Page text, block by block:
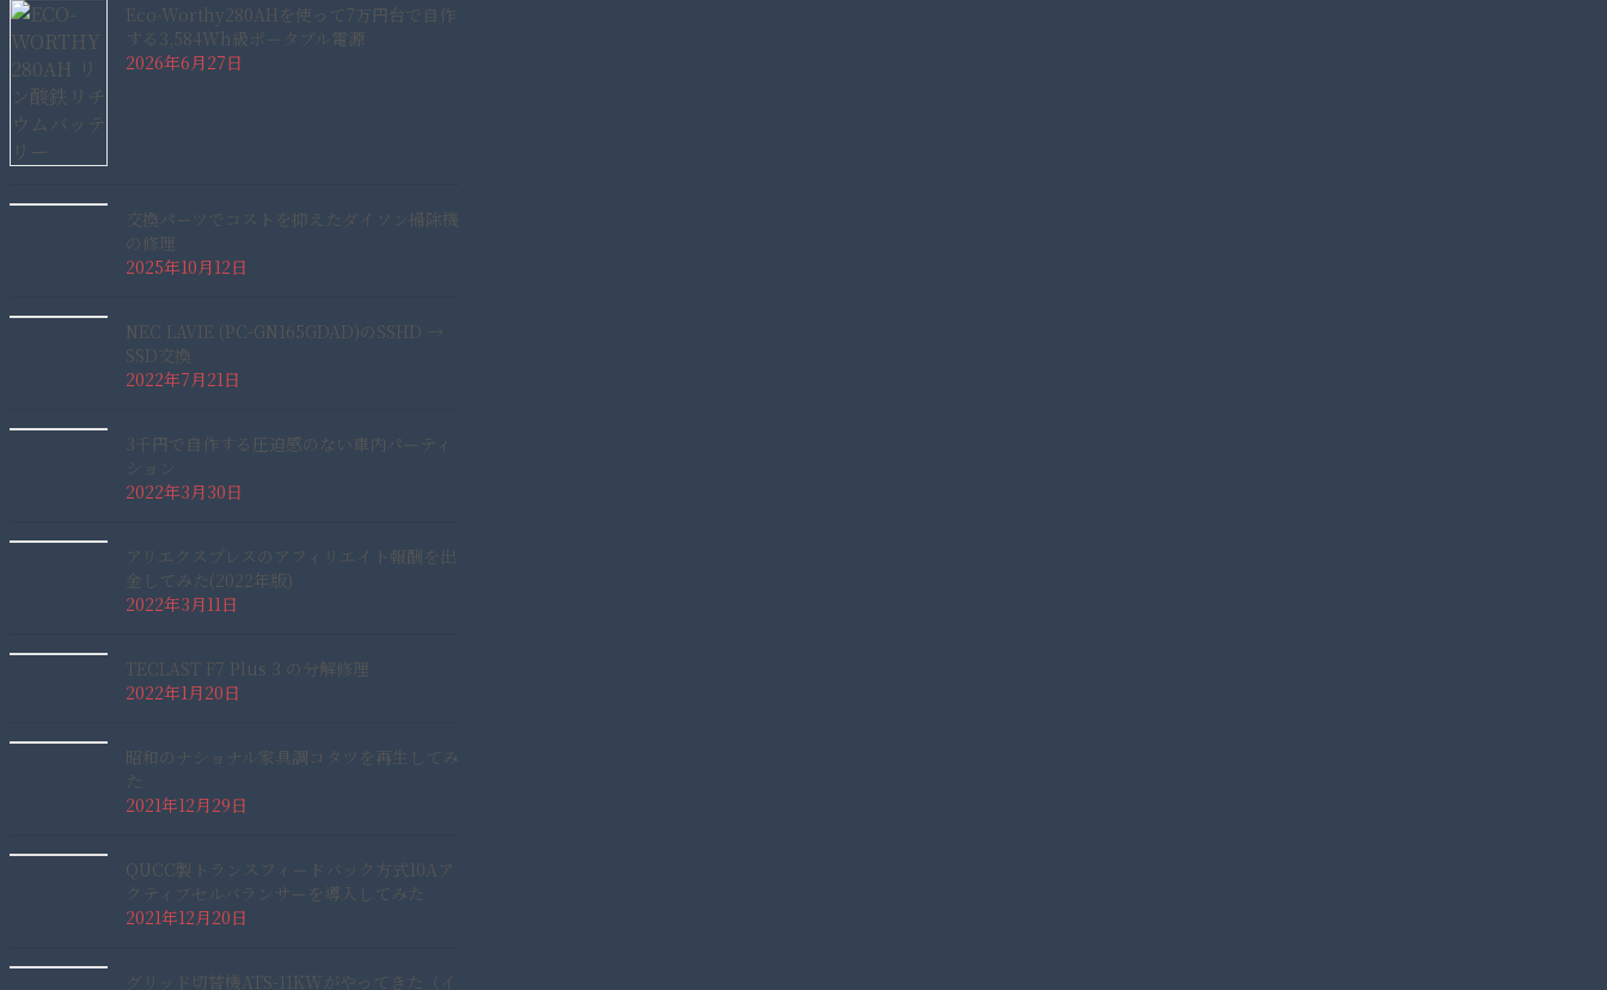
Eco-Worthy280AHを使って7万円台で自作
する3,584Wh級ポータブル電源
2026年6月27日
交換パーツでコストを抑えたダイソン掃除機
の修理
2025年10月12日
NEC LAVIE (PC-GN165GDAD)のSSHD →
SSD交換
2022年7月21日
3千円で自作する圧迫感のない車内パーティ
ション
2022年3月30日
アリエクスプレスのアフィリエイト報酬を出
金してみた(2022年版)
2022年3月11日
TECLAST F7 Plus 3 の分解修理
2022年1月20日
昭和のナショナル家具調コタツを再生してみ
た
2021年12月29日
QUCC製トランスフィードバック方式10Aア
クティブセルバランサーを導入してみた
2021年12月20日
グリッド切替機ATS-11KWがやってきた（イ